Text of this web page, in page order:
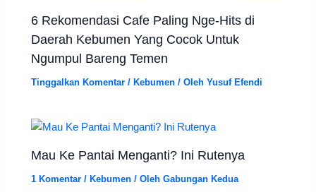
6 Rekomendasi Cafe Paling Nge-Hits di
Daerah Kebumen Yang Cocok Untuk
Ngumpul Bareng Temen
Tinggalkan Komentar / Kebumen / OlehYusuf Efendi
Mau Ke Pantai Menganti? Ini Rutenya
1 Komentar / Kebumen / OlehGabungan Kedua